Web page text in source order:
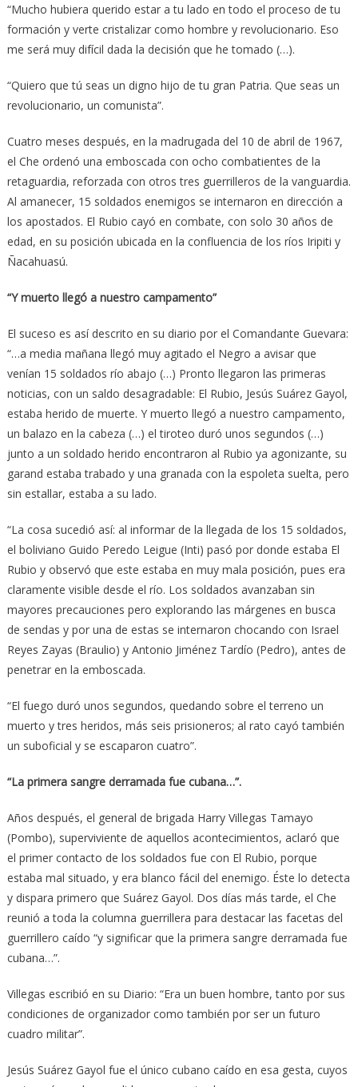
“Mucho hubiera querido estar a tu lado en todo el proceso de tu
formación y verte cristalizar como hombre y revolucionario. Eso
me será muy difícil dada la decisión que he tomado (…).
“Quiero que tú seas un digno hijo de tu gran Patria. Que seas un
revolucionario, un comunista”.
Cuatro meses después, en la madrugada del 10 de abril de 1967,
el Che ordenó una emboscada con ocho combatientes de la
retaguardia, reforzada con otros tres guerrilleros de la vanguardia.
Al amanecer, 15 soldados enemigos se internaron en dirección a
los apostados. El Rubio cayó en combate, con solo 30 años de
edad, en su posición ubicada en la confluencia de los ríos Iripiti y
Ñacahuasú.
“Y muerto llegó a nuestro campamento”
El suceso es así descrito en su diario por el Comandante Guevara:
“…a media mañana llegó muy agitado el Negro a avisar que
venían 15 soldados río abajo (…) Pronto llegaron las primeras
noticias, con un saldo desagradable: El Rubio, Jesús Suárez Gayol,
estaba herido de muerte. Y muerto llegó a nuestro campamento,
un balazo en la cabeza (…) el tiroteo duró unos segundos (…)
junto a un soldado herido encontraron al Rubio ya agonizante, su
garand estaba trabado y una granada con la espoleta suelta, pero
sin estallar, estaba a su lado.
“La cosa sucedió así: al informar de la llegada de los 15 soldados,
el boliviano Guido Peredo Leigue (Inti) pasó por donde estaba El
Rubio y observó que este estaba en muy mala posición, pues era
claramente visible desde el río. Los soldados avanzaban sin
mayores precauciones pero explorando las márgenes en busca
de sendas y por una de estas se internaron chocando con Israel
Reyes Zayas (Braulio) y Antonio Jiménez Tardío (Pedro), antes de
penetrar en la emboscada.
“El fuego duró unos segundos, quedando sobre el terreno un
muerto y tres heridos, más seis prisioneros; al rato cayó también
un suboficial y se escaparon cuatro”.
“La primera sangre derramada fue cubana…”.
Años después, el general de brigada Harry Villegas Tamayo
(Pombo), superviviente de aquellos acontecimientos, aclaró que
el primer contacto de los soldados fue con El Rubio, porque
estaba mal situado, y era blanco fácil del enemigo. Éste lo detecta
y dispara primero que Suárez Gayol. Dos días más tarde, el Che
reunió a toda la columna guerrillera para destacar las facetas del
guerrillero caído “y significar que la primera sangre derramada fue
cubana…”.
Villegas escribió en su Diario: “Era un buen hombre, tanto por sus
condiciones de organizador como también por ser un futuro
cuadro militar”.
Jesús Suárez Gayol fue el único cubano caído en esa gesta, cuyos